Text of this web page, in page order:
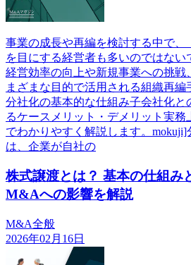
事業の成長や再編を検討する中で、
を目にする経営者も多いのではない
経営効率の向上や新規事業への挑戦
まざまな目的で活用される組織再編
分社化の基本的な仕組み子会社化と
るケースメリット・デメリット実務
でわかりやすく解説します。mokuji]
は、企業が自社の
株式譲渡とは？ 基本の仕組み
M&Aへの影響を解説
M&A全般
2026年02月16日